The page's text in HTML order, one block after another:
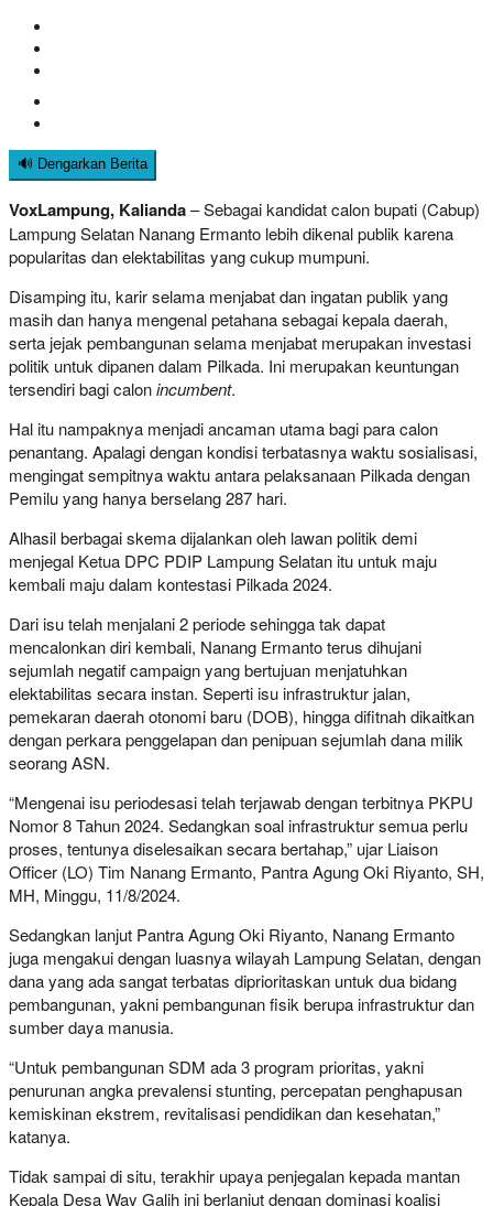
🔊 Dengarkan Berita
VoxLampung, Kalianda– Sebagai kandidat calon bupati (Cabup)
Lampung Selatan Nanang Ermanto lebih dikenal publik karena
popularitas dan elektabilitas yang cukup mumpuni.
Disamping itu, karir selama menjabat dan ingatan publik yang
masih dan hanya mengenal petahana sebagai kepala daerah,
serta jejak pembangunan selama menjabat merupakan investasi
politik untuk dipanen dalam Pilkada. Ini merupakan keuntungan
tersendiri bagi calonincumbent.
Hal itu nampaknya menjadi ancaman utama bagi para calon
penantang. Apalagi dengan kondisi terbatasnya waktu sosialisasi,
mengingat sempitnya waktu antara pelaksanaan Pilkada dengan
Pemilu yang hanya berselang 287 hari.
Alhasil berbagai skema dijalankan oleh lawan politik demi
menjegal Ketua DPC PDIP Lampung Selatan itu untuk maju
kembali maju dalam kontestasi Pilkada 2024.
Dari isu telah menjalani 2 periode sehingga tak dapat
mencalonkan diri kembali, Nanang Ermanto terus dihujani
sejumlah negatif campaign yang bertujuan menjatuhkan
elektabilitas secara instan. Seperti isu infrastruktur jalan,
pemekaran daerah otonomi baru (DOB), hingga difitnah dikaitkan
dengan perkara penggelapan dan penipuan sejumlah dana milik
seorang ASN.
“Mengenai isu periodesasi telah terjawab dengan terbitnya PKPU
Nomor 8 Tahun 2024. Sedangkan soal infrastruktur semua perlu
proses, tentunya diselesaikan secara bertahap,” ujar Liaison
Officer (LO) Tim Nanang Ermanto, Pantra Agung Oki Riyanto, SH,
MH, Minggu, 11/8/2024.
Sedangkan lanjut Pantra Agung Oki Riyanto, Nanang Ermanto
juga mengakui dengan luasnya wilayah Lampung Selatan, dengan
dana yang ada sangat terbatas diprioritaskan untuk dua bidang
pembangunan, yakni pembangunan fisik berupa infrastruktur dan
sumber daya manusia.
“Untuk pembangunan SDM ada 3 program prioritas, yakni
penurunan angka prevalensi stunting, percepatan penghapusan
kemiskinan ekstrem, revitalisasi pendidikan dan kesehatan,”
katanya.
Tidak sampai di situ, terakhir upaya penjegalan kepada mantan
Kepala Desa Way Galih ini berlanjut dengan dominasi koalisi